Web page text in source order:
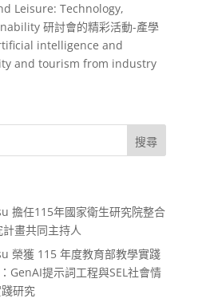
Leisure: Technology,
研討會的精彩活動-產學
intelligence and
and tourism from industry
擔任115年國家衛生研究院整合
畫共同主持人
榮獲 115 年度教育部教學實踐
GenAI提示詞工程與SEL社會情
研究